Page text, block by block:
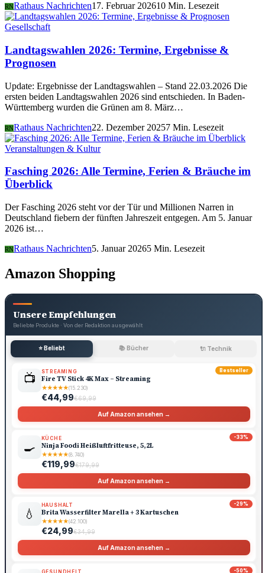
RNRathaus Nachrichten17. Februar 202610 Min. Lesezeit
Gesellschaft
Landtagswahlen 2026: Termine, Ergebnisse &
Prognosen
Update: Ergebnisse der Landtagswahlen – Stand 22.03.2026 Die
ersten beiden Landtagswahlen 2026 sind entschieden. In Baden-
Württemberg wurden die Grünen am 8. März…
RNRathaus Nachrichten22. Dezember 20257 Min. Lesezeit
Veranstaltungen & Kultur
Fasching 2026: Alle Termine, Ferien & Bräuche im
Überblick
Der Fasching 2026 steht vor der Tür und Millionen Narren in
Deutschland fiebern der fünften Jahreszeit entgegen. Am 5. Januar
2026 ist…
RNRathaus Nachrichten5. Januar 20265 Min. Lesezeit
Amazon Shopping
Unsere Empfehlungen
Beliebte Produkte · Von der Redaktion ausgewählt
⭐ Beliebt 📚 Bücher 🔌 Technik
Bestseller
📺 STREAMING
Fire TV Stick 4K Max – Streaming
★★★★★(15.230)
€44,99€69,99
Auf Amazon ansehen →
-33%
🍳
KÜCHE
Ninja Foodi Heißluftfritteuse, 5,2L
★★★★★(8.740)
€119,99€179,99
Auf Amazon ansehen →
-29%
💧
HAUSHALT
Brita Wasserfilter Marella + 3 Kartuschen
★★★★★(42.100)
€24,99€34,99
Auf Amazon ansehen →
-50%